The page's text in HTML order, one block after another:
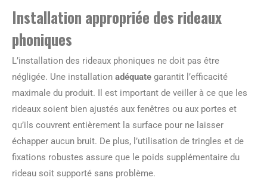
Installation appropriée des rideaux
phoniques
L’installation des rideaux phoniques ne doit pas être
négligée. Une installation adéquate garantit l’efficacité
maximale du produit. Il est important de veiller à ce que les
rideaux soient bien ajustés aux fenêtres ou aux portes et
qu’ils couvrent entièrement la surface pour ne laisser
échapper aucun bruit. De plus, l’utilisation de tringles et de
fixations robustes assure que le poids supplémentaire du
rideau soit supporté sans problème.